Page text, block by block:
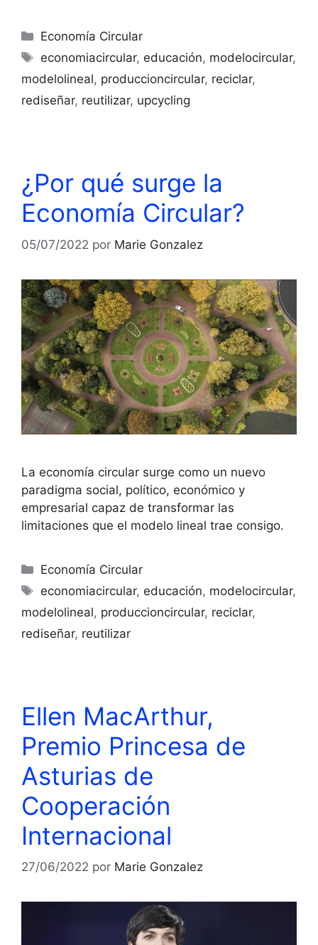
Economía Circular
economiacircular, educación, modelocircular,
modelolineal, produccioncircular, reciclar,
rediseñar, reutilizar, upcycling
¿Por qué surge la
Economía Circular?
05/07/2022 por Marie Gonzalez
La economía circular surge como un nuevo
paradigma social, político, económico y
empresarial capaz de transformar las
limitaciones que el modelo lineal trae consigo.
Economía Circular
economiacircular, educación, modelocircular,
modelolineal, produccioncircular, reciclar,
rediseñar, reutilizar
Ellen MacArthur,
Premio Princesa de
Asturias de
Cooperación
Internacional
27/06/2022 por Marie Gonzalez